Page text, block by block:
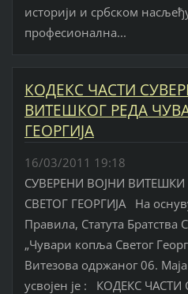
историји и србском
професионална...
КОДЕКС ЧАСТИ
ВИТЕШКОГ РЕДА
ГЕОРГИЈА
16/03/2011 19:18
СУВЕРЕНИ ВОЈНИ
СВЕТОГ ГЕОРГИЈА На
Правила, Статута Братства
„Чувари копља Светог
Витезова одржаног 06.
усвојен је : КОДЕКС